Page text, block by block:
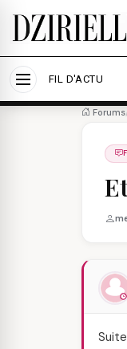
Nous
FIL D'ACTU
Forums